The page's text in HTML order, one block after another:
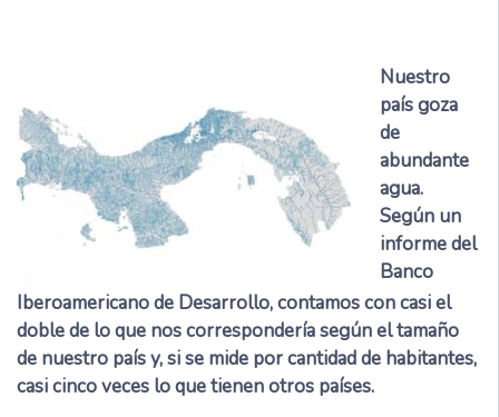
Nuestro
país goza
de
abundante
agua.
Según un
informe del
Banco
Iberoamericano de Desarrollo, contamos con casi el
doble de lo que nos correspondería según el tamaño
de nuestro país y, si se mide por cantidad de habitantes,
casi cinco veces lo que tienen otros países.